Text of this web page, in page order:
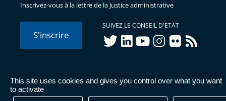
This site uses cookies and gives you control over what you want
to activate
Inscrivez-vous à la lettre de la Justice administrative
S'inscrire
SUIVEZ LE CONSEIL D'ETAT
twitterlinkedInyoutubeinstagram
flickr rss
© Conseil d'État 2026 - Mentions légales
Données
personnelles-Publications administratives-Accessibilité :